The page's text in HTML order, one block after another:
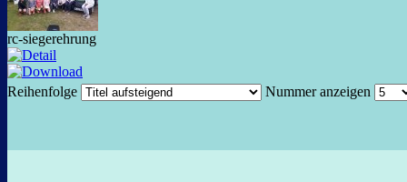
rc-siegerehrung
Reihenfolge Nummer anzeigen